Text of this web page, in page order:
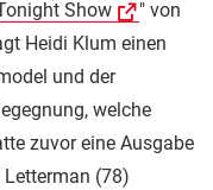
Show
" von
Heidi Klum einen
und der
welche
zuvor eine Ausgabe
(78)